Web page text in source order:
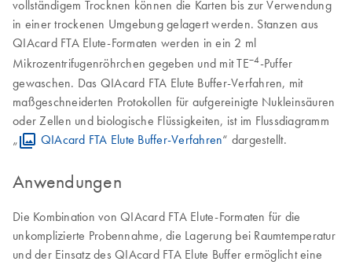
vollständigem Trocknen können die Karten bis zur Verwendung
in einer trockenen Umgebung gelagert werden. Stanzen aus
QIAcard FTA Elute-Formaten werden in ein 2 ml
Mikrozentrifugenröhrchen gegeben und mit TE−4-Puffer
gewaschen. Das QIAcard FTA Elute Buffer-Verfahren, mit
maßgeschneiderten Protokollen für aufgereinigte Nukleinsäuren
oder Zellen und biologische Flüssigkeiten, ist im Flussdiagramm
„
QIAcard FTA Elute Buffer-Verfahren“ dargestellt.
Anwendungen
Die Kombination von QIAcard FTA Elute-Formaten für die
unkomplizierte Probennahme, die Lagerung bei Raumtemperatur
und der Einsatz des QIAcard FTA Elute Buffer ermöglicht eine